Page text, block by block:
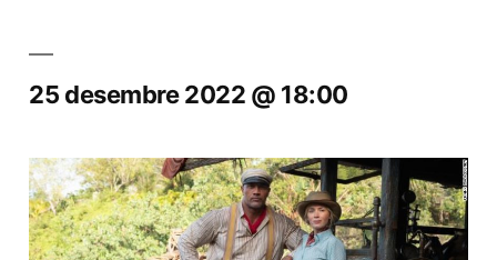
25 desembre 2022 @ 18:00